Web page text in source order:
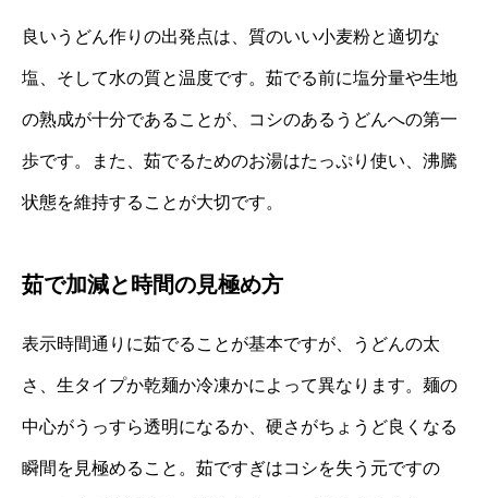
良いうどん作りの出発点は、質のいい小麦粉と適切な
塩、そして水の質と温度です。茹でる前に塩分量や生地
の熟成が十分であることが、コシのあるうどんへの第一
歩です。また、茹でるためのお湯はたっぷり使い、沸騰
状態を維持することが大切です。
茹で加減と時間の見極め方
表示時間通りに茹でることが基本ですが、うどんの太
さ、生タイプか乾麺か冷凍かによって異なります。麺の
中心がうっすら透明になるか、硬さがちょうど良くなる
瞬間を見極めること。茹ですぎはコシを失う元ですの